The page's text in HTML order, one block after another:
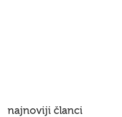
najnoviji članci